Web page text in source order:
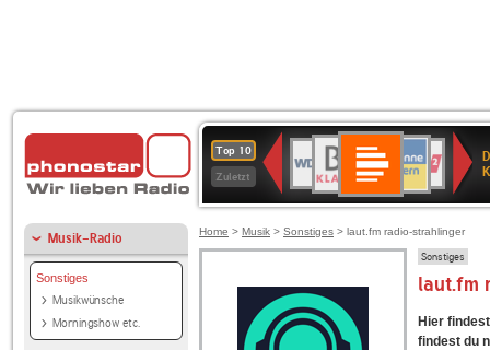
Top 10
Zuletzt
Deutschlandfunk
80er
90er
OLDIE
ANTENNE
SWR3
4
BR-
KLASSIK
Deutschlandfunk
Kultur
ANTENNE
BAYERN
SWR
Kultur
NDR
2
Musik-Radio
Sonstiges
Musikwünsche
Morningshow etc.
Home > Musik > Sonstiges > laut.fm radio-strahlinger
Sonstiges
laut.fm
Hier
findest du